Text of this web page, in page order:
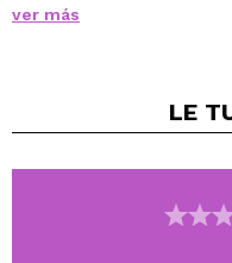
simili a capelli veri,
sforzo, lasciando un
Precisione,
ver más
LE